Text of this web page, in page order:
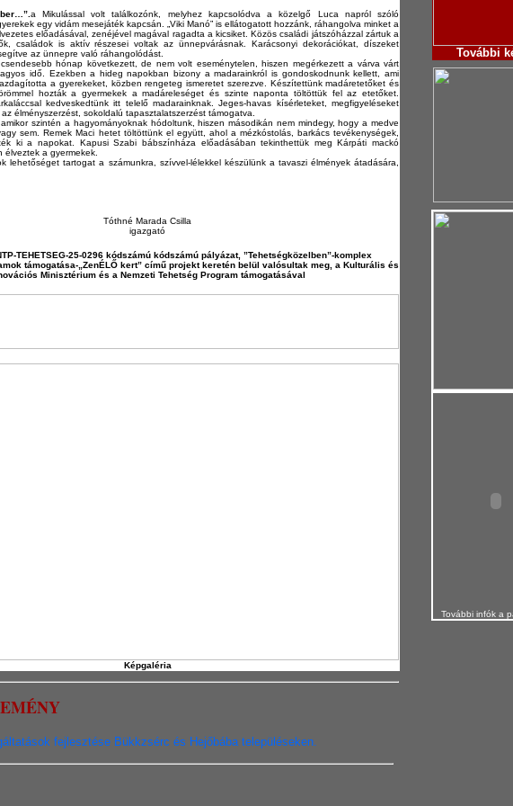
a Mikulással volt találkozónk, melyhez kapcsolódva a közelgő Luca napról szóló
egy vidám mesejáték kapcsán. „Viki Manó” is ellátogatott hozzánk, ráhangolva minket a
előadásával, zenéjével magával ragadta a kicsiket. Közös családi játszóházzal zártuk a
családok is aktív részesei voltak az ünnepvárásnak. Karácsonyi dekorációkat, díszeket
az ünnepre való ráhangolódást.
csendesebb hónap következett, de nem volt eseménytelen, hiszen megérkezett a várva várt
idő. Ezekben a hideg napokban bizony a madarainkról is gondoskodnunk kellett, ami
a gyerekeket, közben rengeteg ismeretet szerezve. Készítettünk madáretetőket és
hozták a gyermekek a madáreleséget és szinte naponta töltöttük fel az etetőket.
kedveskedtünk itt telelő madarainknak. Jeges-havas kísérleteket, megfigyeléseket
élményszerzést, sokoldalú tapasztalatszerzést támogatva.
szintén a hagyományoknak hódoltunk, hiszen másodikán nem mindegy, hogy a medve
sem. Remek Maci hetet töltöttünk el együtt, ahol a mézkóstolás, barkács tevékenységek,
ki a napokat. Kapusi Szabi bábszínháza előadásában tekinthettük meg Kárpáti mackó
a gyermekek.
lehetőséget tartogat a számunkra, szívvel-lélekkel készülünk a tavaszi élmények átadására,
Tóthné Marada Csilla
igazgató
TEHETSEG-25-0296 kódszámú kódszámú pályázat, ”Tehetségközelben”-komplex
támogatása-„ZenÉLŐ kert” című projekt keretén belül valósultak meg, a Kulturális és
Minisztérium és a Nemzeti Tehetség Program támogatásával
Képgaléria
fejlesztése Bükkzsérc és Hejőbába településeken.
További
További infók a